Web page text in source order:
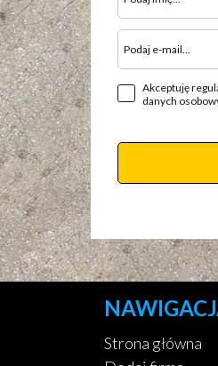
Akceptuję
danych
Strona główna